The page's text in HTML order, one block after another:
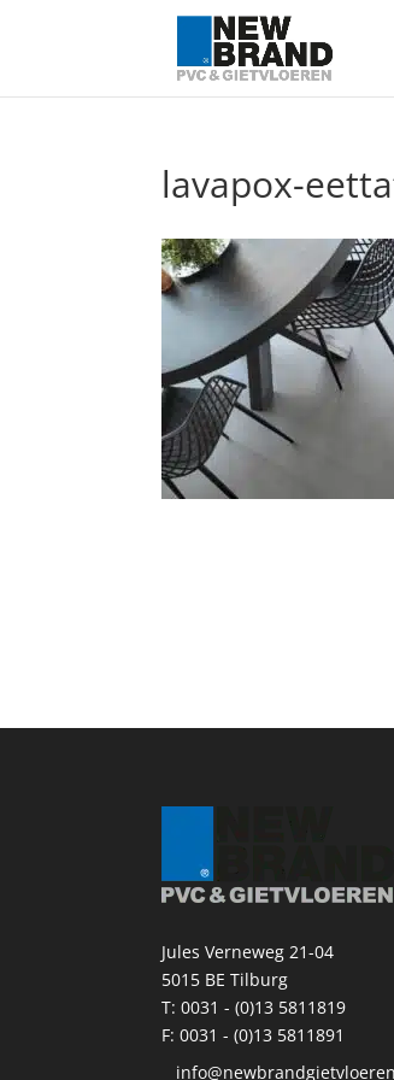
lavapox-
Jules Verneweg 21-04
5015 BE Tilburg
T:0031 - (0)13 5811819
F: 0031 - (0)13 5811891